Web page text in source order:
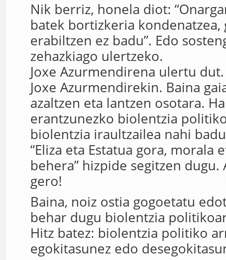
Nik berriz, honela diot:
batek bortizkeria kondenatzea,
erabiltzen ez badu”. Edo
zehazkiago ulertzeko.
Joxe Azurmendirena ulertu
Joxe Azurmendirekin. Baina
azaltzen eta lantzen osotara.
erantzunezko biolentzia
biolentzia iraultzailea nahi
“Eliza eta Estatua gora, morala
behera” hizpide segitzen dugu.
gero!
Baina, noiz ostia gogoetatu
behar dugu biolentzia
Hitz batez: biolentzia politiko
egokitasunez edo